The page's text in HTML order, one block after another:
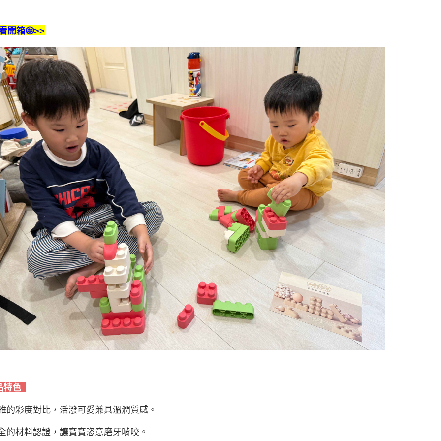
開箱🤩>>
色
的彩度對比，活潑可愛兼具溫潤質感。
的材料認證，讓寶寶恣意磨牙啃咬。